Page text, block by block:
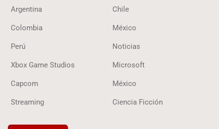
Argentina Chile
Colombia México
Perú Noticias
Xbox Game Studios Microsoft
Capcom México
Streaming Ciencia Ficción